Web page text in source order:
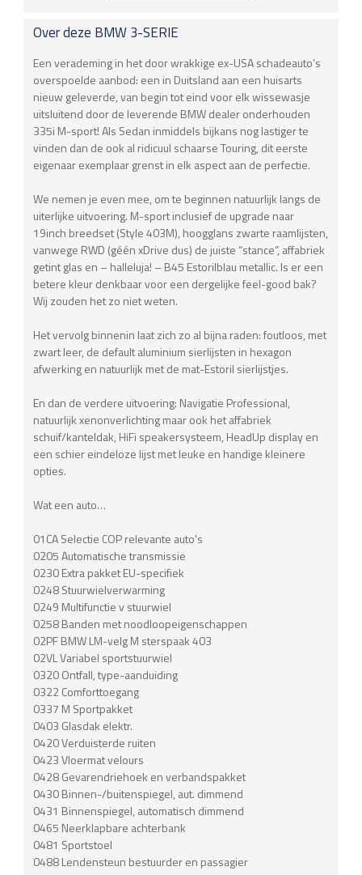
Over deze BMW3-SERIE
Een verademing in het door wrakkige ex-USA schadeauto’s
overspoelde aanbod: een in Duitsland aan een huisarts
nieuw geleverde, van begin tot eind voor elk wissewasje
uitsluitend door de leverende BMW dealer onderhouden
335i M-sport! Als Sedan inmiddels bijkans nog lastiger te
vinden dan de ook al ridicuul schaarse Touring, dit eerste
eigenaar exemplaar grenst in elk aspect aan de perfectie.
We nemen je even mee, om te beginnen natuurlijk langs de
uiterlijke uitvoering. M-sport inclusief de upgrade naar
19inch breedset (Style 403M), hoogglans zwarte raamlijsten,
vanwege RWD (géén xDrive dus) de juiste “stance”, affabriek
getint glas en – halleluja! – B45 Estorilblau metallic. Is er een
betere kleur denkbaar voor een dergelijke feel-good bak?
Wij zouden het zo niet weten.
Het vervolg binnenin laat zich zo al bijna raden: foutloos, met
zwart leer, de default aluminium sierlijsten in hexagon
afwerking en natuurlijk met de mat-Estoril sierlijstjes.
En dan de verdere uitvoering: Navigatie Professional,
natuurlijk xenonverlichting maar ook het affabriek
schuif/kanteldak, HiFi speakersysteem, HeadUp display en
een schier eindeloze lijst met leuke en handige kleinere
opties.
Wat een auto…
01CA Selectie COP relevante auto's
0205 Automatische transmissie
0230 Extra pakket EU-specifiek
0248 Stuurwielverwarming
0249 Multifunctie v stuurwiel
0258 Banden met noodloopeigenschappen
02PF BMW LM-velg M sterspaak 403
02VL Variabel sportstuurwiel
0320 Ontfall, type-aanduiding
0322 Comforttoegang
0337 M Sportpakket
0403 Glasdak elektr.
0420 Verduisterde ruiten
0423 Vloermat velours
0428 Gevarendriehoek en verbandspakket
0430 Binnen-/buitenspiegel, aut. dimmend
0431 Binnenspiegel, automatisch dimmend
0465 Neerklapbare achterbank
0481 Sportstoel
0488 Lendensteun bestuurder en passagier